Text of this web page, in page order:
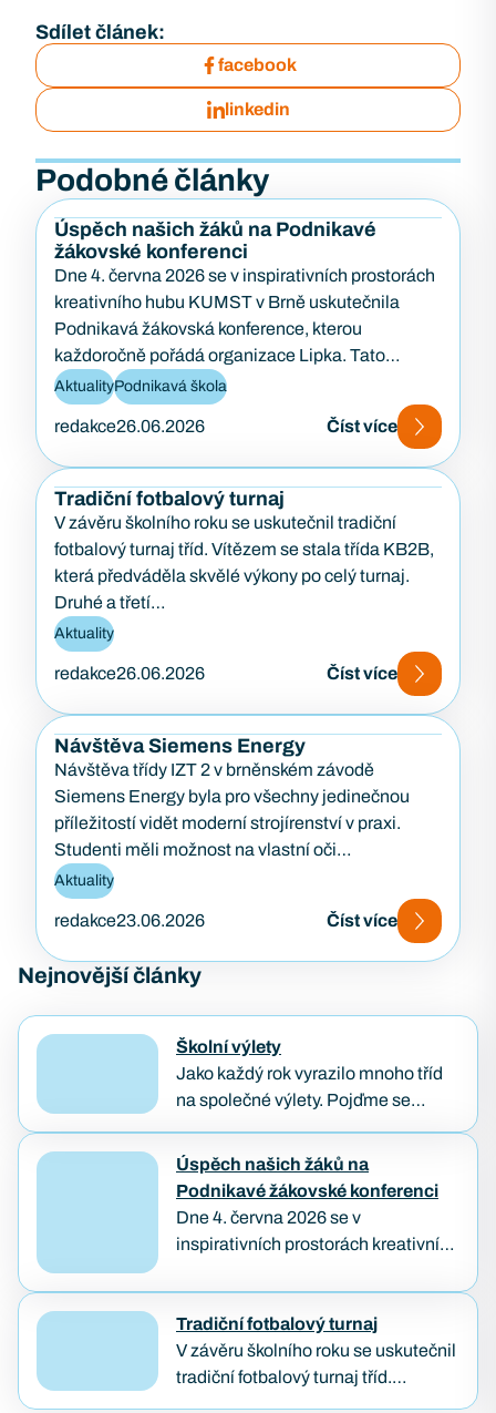
Sdílet článek:
facebook
linkedin
Podobné články
Úspěch našich žáků na Podnikavé
žákovské konferenci
Dne 4. června 2026 se v inspirativních prostorách
kreativního hubu KUMST v Brně uskutečnila
Podnikavá žákovská konference, kterou
každoročně pořádá organizace Lipka. Tato
konference je zaměřena na podporu podnikavosti,
kreativity…
AktualityPodnikavá škola
redakce26.06.2026 Číst více
Tradiční fotbalový turnaj
V závěru školního roku se uskutečnil tradiční
fotbalový turnaj tříd. Vítězem se stala třída KB2B,
která předváděla skvělé výkony po celý turnaj.
Druhé a třetí…
Aktuality
redakce26.06.2026 Číst více
Návštěva Siemens Energy
Návštěva třídy IZT 2 v brněnském závodě
Siemens Energy byla pro všechny jedinečnou
příležitostí vidět moderní strojírenství v praxi.
Studenti měli možnost na vlastní oči…
Aktuality
redakce23.06.2026 Číst více
Nejnovější články
Školní výlety
Jako každý rok vyrazilo mnoho tříd
na společné výlety. Pojďme se
roku naši studenti prožívali. Třídenní
výlet IT3A a BP1B…
Úspěch našich žáků na
Podnikavé žákovské konferenci
Dne 4. června 2026 se v
inspirativních prostorách kreativního
Podnikavá žákovská konference,
kterou každoročně pořádá
organizace Lipka. Tato konference
je zaměřena na podporu
Tradiční fotbalový turnaj
V závěru školního roku se uskutečnil
tradiční fotbalový turnaj tříd.